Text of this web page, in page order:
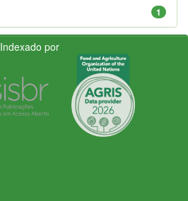
1
Indexado por